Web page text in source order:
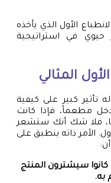
الأول الذي يأخذه
حيوي في استراتيجية
المثالي
تأثير كبير على كيفية
مطعماً، فإذا كانت
فلا شك أنك ستشعر
الأمر ذاته ينطبق على
كانوا سيشترون المنتج
به.